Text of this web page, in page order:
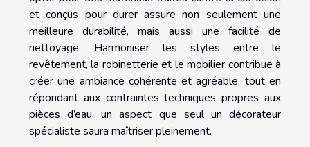
et conçus pour durer assure non seulement une
meilleure durabilité, mais aussi une facilité de
nettoyage. Harmoniser les styles entre le
revêtement, la robinetterie et le mobilier contribue à
créer une ambiance cohérente et agréable, tout en
répondant aux contraintes techniques propres aux
pièces d’eau, un aspect que seul un décorateur
spécialiste saura maîtriser pleinement.